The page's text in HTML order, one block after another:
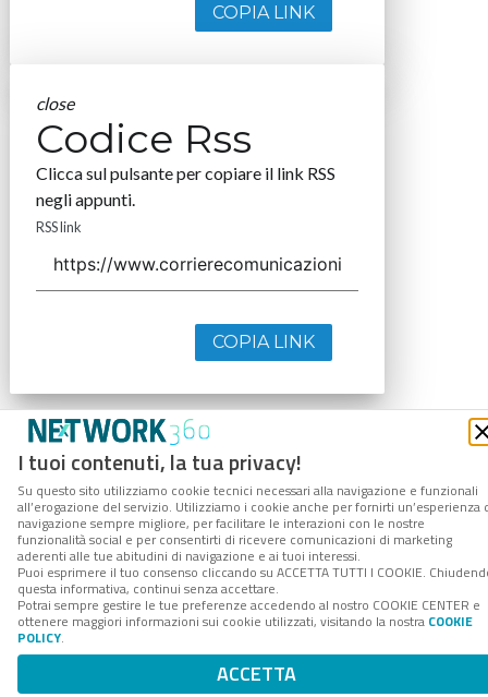
I tuoi contenuti, la tua privacy!
Su questo sito utilizziamo cookie tecnici necessari alla navigazione e funzionali
all’erogazione del servizio. Utilizziamo i cookie anche per fornirti un’esperienza
navigazione sempre migliore, per facilitare le interazioni con le nostre
funzionalità social e per consentirti di ricevere comunicazioni di marketing
aderenti alle tue abitudini di navigazione e ai tuoi interessi.
Puoi esprimere il tuo consenso cliccando su ACCETTA TUTTI I COOKIE.
questa informativa, continui senza accettare.
Potrai sempre gestire le tue preferenze accedendo al nostro COOKIE CENTER e
ottenere maggiori informazioni sui cookie utilizzati, visitando la nostra COOKIE
POLICY.
ACCETTA
COPIA LINK
close
Codice Rss
Clicca sul pulsante per copiare il link RSS
negli appunti.
RSS link
COPIA LINK